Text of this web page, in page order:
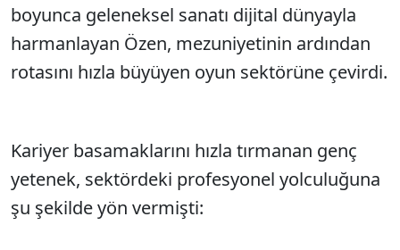
boyunca geleneksel sanatı dijital dünyayla
harmanlayan Özen, mezuniyetinin ardından
rotasını hızla büyüyen oyun sektörüne çevirdi.
Kariyer basamaklarını hızla tırmanan genç
yetenek, sektördeki profesyonel yolculuğuna
şu şekilde yön vermişti: